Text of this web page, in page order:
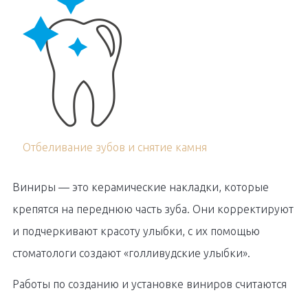
Отбеливание зубов и снятие камня
Виниры — это керамические накладки, которые
крепятся на переднюю часть зуба. Они корректируют
и подчеркивают красоту улыбки, с их помощью
стоматологи создают «голливудские улыбки».
Работы по созданию и установке виниров считаются